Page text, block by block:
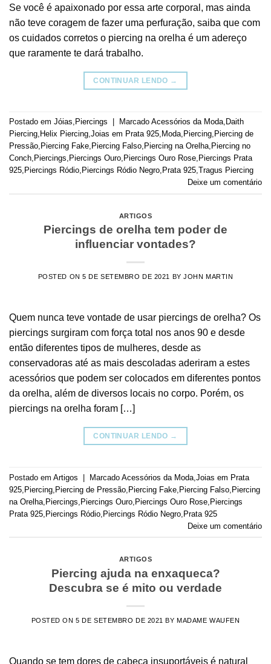
Se você é apaixonado por essa arte corporal, mas ainda
não teve coragem de fazer uma perfuração, saiba que com
os cuidados corretos o piercing na orelha é um adereço
que raramente te dará trabalho.
CONTINUAR LENDO →
Postado em Jóias Piercings Marcado Acessórios da Moda Daith
Piercing Helix Piercing Joias em Prata 925 Moda Piercing Piercing de
Pressão Piercing Fake Piercing Falso Piercing na Orelha Piercing no
Conch Piercings Piercings Ouro Piercings Ouro Rose Piercings Prata
925 Piercings Ródio Piercings Ródio Negro Prata 925 Tragus Piercing
Deixe um comentário
ARTIGOS
Piercings de orelha tem poder de
influenciar vontades?
POSTED ON5 DE SETEMBRO DE 2021 BYJOHN MARTIN
Quem nunca teve vontade de usar piercings de orelha? Os
piercings surgiram com força total nos anos 90 e desde
então diferentes tipos de mulheres, desde as
conservadoras até as mais descoladas aderiram a estes
acessórios que podem ser colocados em diferentes pontos
da orelha, além de diversos locais no corpo. Porém, os
piercings na orelha foram […]
CONTINUAR LENDO →
Postado em Artigos | Marcado Acessórios da Moda Joias em Prata
925 Piercing Piercing de Pressão Piercing Fake Piercing Falso Piercing
na Orelha Piercings Piercings Ouro Piercings Ouro Rose Piercings
Prata 925 Piercings Ródio Piercings Ródio Negro Prata 925
Deixe um comentário
ARTIGOS
Piercing ajuda na enxaqueca?
Descubra se é mito ou verdade
POSTED ON5 DE SETEMBRO DE 2021 BYMADAME WAUFEN
Quando se tem dores de cabeça insuportáveis é natural